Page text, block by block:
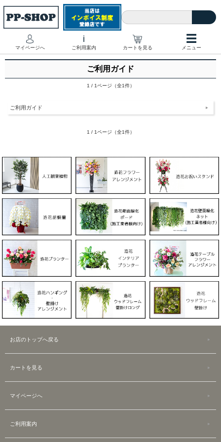
マイページへ
i
ご利用案内 カートを見る
☰
メニュー
ご利用ガイド
1 / 1ページ（全1件）
ご利用ガイド
1 / 1ページ（全1件）
お店のトップへ戻る
カートを見る
マイページへ
ご利用案内